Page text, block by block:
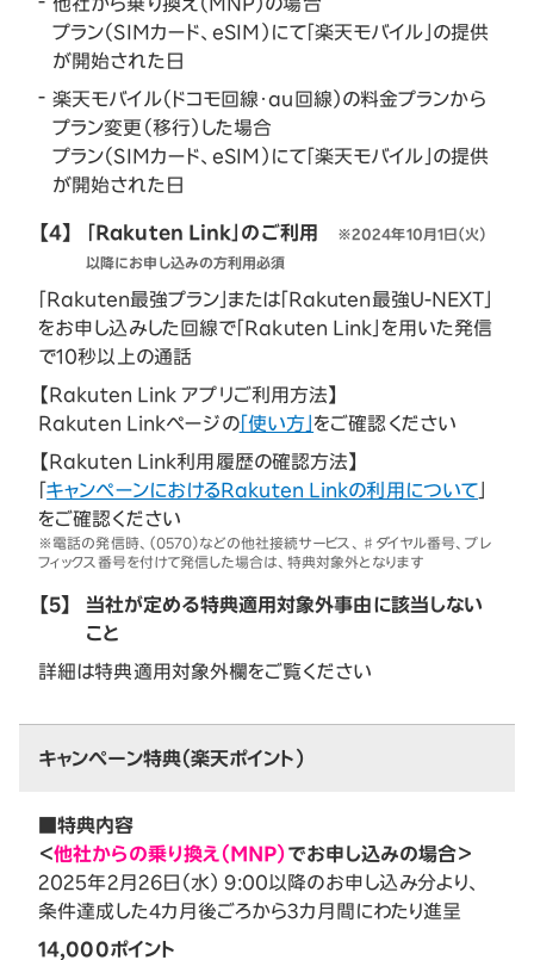
プラン（SIMカード、eSIM）にて「楽天モバイル」の提供
が開始された日
楽天モバイル（ドコモ回線・au回線）の料金プランから
プラン変更（移行）した場合
プラン（SIMカード、eSIM）にて「楽天モバイル」の提供
が開始された日
【4】 「Rakuten Link」のご利用
※2024年10月1日（火）
以降にお申し込みの方利用必須
「Rakuten最強プラン」または「Rakuten最強U-NEXT」
をお申し込みした回線で「Rakuten Link」を用いた発信
で10秒以上の通話
【Rakuten Link アプリご利用方法】
Rakuten Linkページの「使い方」 をご確認ください
【Rakuten Link利用履歴の確認方法】
「キャンペーンにおけるRakuten Linkの利用について
をご確認ください
※電話の発信時、（0570）などの他社接続サービス、♯ダイヤル番号、プレ
フィックス番号を付けて発信した場合は、特典対象外となります
【5】
当社が定める特典適用対象外事由に該当しない
こと
詳細は特典適用対象外欄をご覧ください
キャンペーン特典（楽天ポイント）
■特典内容
＜他社からの乗り換え（MNP）でお申し込みの場合＞
2025年2月26日（水） 9:00以降のお申し込み分より、
条件達成した4カ月後ごろから3カ月間にわたり進呈
14,000ポイント